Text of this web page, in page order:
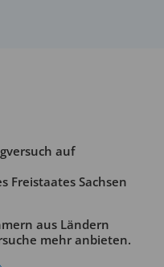
auf
Freistaates Sachsen
aus Ländern
mehr anbieten.